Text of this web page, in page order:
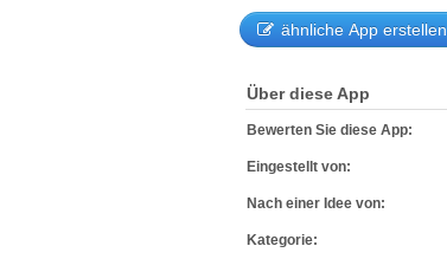
ähnliche App erstellen
Über diese App
Bewerten Sie diese App:
Eingestellt von:
Nach einer Idee von:
Kategorie: